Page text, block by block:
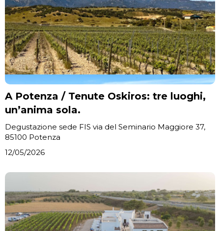
A Potenza / Tenute Oskiros: tre luoghi,
un’anima sola.
Degustazione sede FIS via del Seminario Maggiore 37,
85100 Potenza
12/05/2026